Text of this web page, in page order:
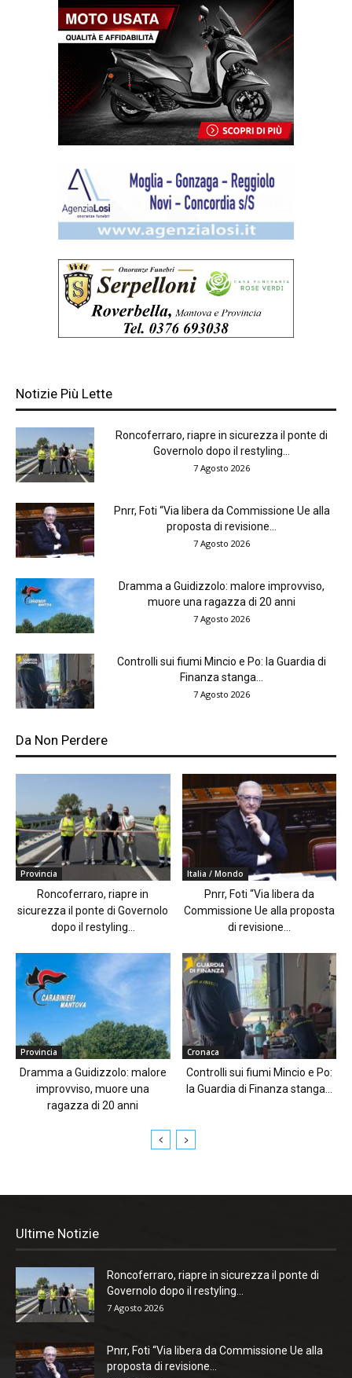
Notizie Più Lette
Roncoferraro, riapre in sicurezza il ponte di
Governolo dopo il restyling...
7 Agosto 2026
Pnrr, Foti “Via libera da Commissione Ue alla
proposta di revisione...
7 Agosto 2026
Dramma a Guidizzolo: malore improvviso,
muore una ragazza di 20 anni
7 Agosto 2026
Controlli sui fiumi Mincio e Po: la Guardia di
Finanza stanga...
7 Agosto 2026
Da Non Perdere
Provincia
Roncoferraro, riapre in
sicurezza il ponte di Governolo
dopo il restyling...
Italia / Mondo
Pnrr, Foti “Via libera da
Commissione Ue alla proposta
di revisione...
Provincia
Dramma a Guidizzolo: malore
improvviso, muore una
ragazza di 20 anni
Cronaca
Controlli sui fiumi Mincio e Po:
la Guardia di Finanza stanga...
Ultime Notizie
Roncoferraro, riapre in sicurezza il ponte di
Governolo dopo il restyling...
7 Agosto 2026
Pnrr, Foti “Via libera da Commissione Ue alla
proposta di revisione...